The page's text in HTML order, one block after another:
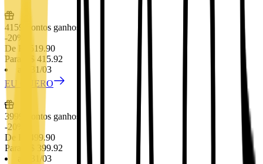
4159
Pontos ganhos
-20%
De R$
519.90
Para R$
415.92
até 31/03
EU QUERO
3999
Pontos ganhos
-20
De R$
499.90
Para R$
399.92
até 31/03